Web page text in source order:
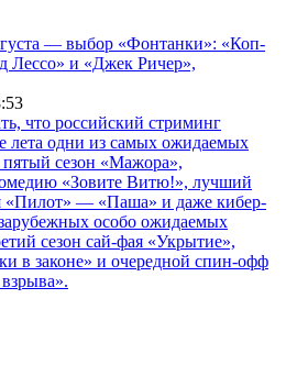
— выбор «Фонтанки»: «Коп-
Лессо» и «Джек Ричер»,
что российский стриминг
лета одни из самых ожидаемых
пятый сезон «Мажора»,
«Зовите Витю!», лучший
«Пилот» — «Паша» и даже кибер-
особо ожидаемых
сезон сай-фая «Укрытие»,
в законе» и очередной спин-офф